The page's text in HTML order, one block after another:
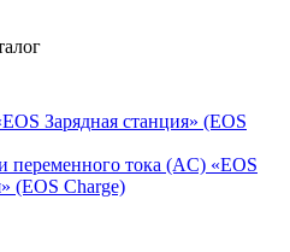
Зарядная станция» (EOS
переменного тока (AC) «EOS
(EOS Charge)